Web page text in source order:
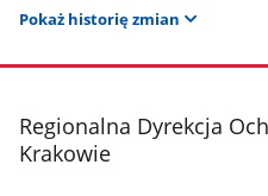
Pokaż historię zmian
stopka
Regionalna Dyrekcja
Krakowie